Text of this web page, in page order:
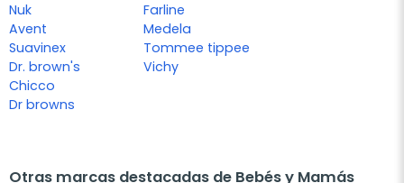
Nuk
Avent
Suavinex
Dr. brown's
Chicco
Dr browns
Farline
Medela
Tommee tippee
Vichy
Otras marcas destacadas de Bebés y Mamás